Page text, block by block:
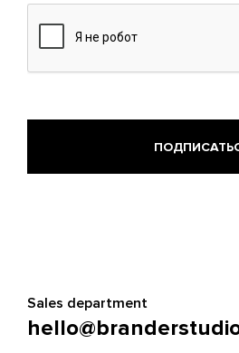
Sales department